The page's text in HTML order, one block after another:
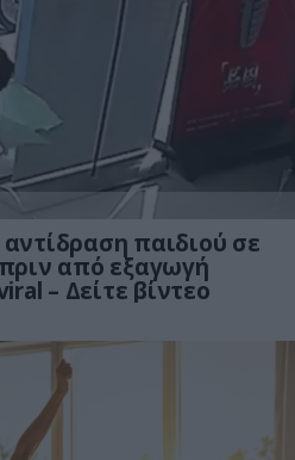
παιδιού σε
από εξαγωγή
– Δείτε βίντεο